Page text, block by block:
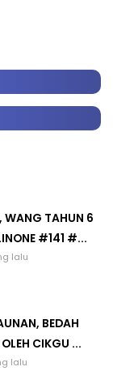
WANG TAHUN 6
#141 #...
lalu
BEDAH
CIKGU ...
lalu